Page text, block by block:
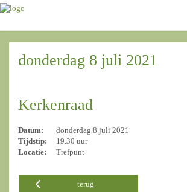
donderdag 8 juli 2021
Kerkenraad
Datum:
donderdag 8 juli 2021
Tijdstip:
19.30 uur
Locatie:
Trefpunt
terug